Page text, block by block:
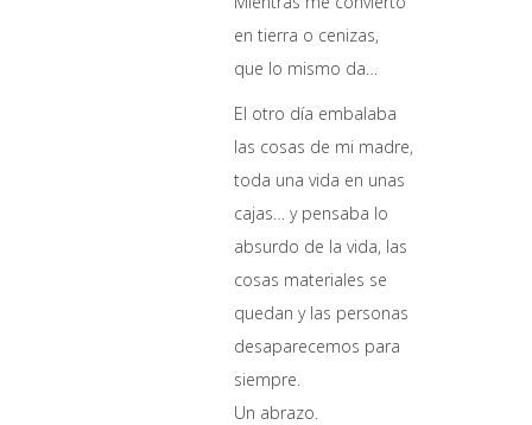
en tierra o cenizas,
que lo mismo da…
El otro día embalaba
las cosas de mi madre,
toda una vida en unas
cajas… y pensaba lo
absurdo de la vida, las
cosas materiales se
quedan y las personas
desaparecemos para
siempre.
Un abrazo.